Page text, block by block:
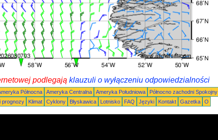
podlegają klauzuli o wyłączeniu odpowiedzialności
Północna Ameryka Centralna Ameryka Południowa Północno zachodni Spokojny
prognozy Klimat Cyklony Błyskawica Lotnisko FAQ Języki Kontakt Gazetka O